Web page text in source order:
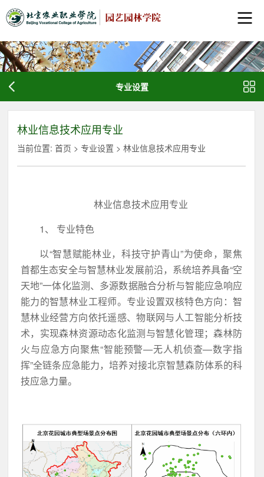
专业设置
林业信息技术应用专业
当前位置: 首页 > 专业设置 > 林业信息技术应用专业
林业信息技术应用专业
1、 专业特色
以“智慧赋能林业，科技守护青山”为使命，聚焦
首都生态安全与智慧林业发展前沿，系统培养具备“空
天地”一体化监测、多源数据融合分析与智能应急响应
能力的智慧林业工程师。专业设置双核特色方向：智
慧林业经营方向依托遥感、物联网与人工智能分析技
术，实现森林资源动态化监测与智慧化管理；森林防
火与应急方向聚焦“智能预警—无人机侦查—数字指
挥”全链条应急能力，培养对接北京智慧森防体系的科
技应急力量。